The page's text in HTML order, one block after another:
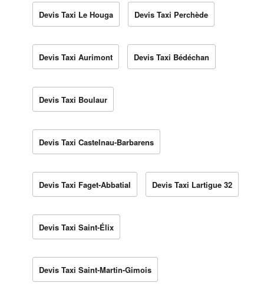
Devis Taxi Le Houga Devis Taxi Perchède
Devis Taxi Aurimont Devis Taxi Bédéchan
Devis Taxi Boulaur
Devis Taxi Castelnau-Barbarens
Devis Taxi Faget-Abbatial Devis Taxi Lartigue 32
Devis Taxi Saint-Élix
Devis Taxi Saint-Martin-Gimois